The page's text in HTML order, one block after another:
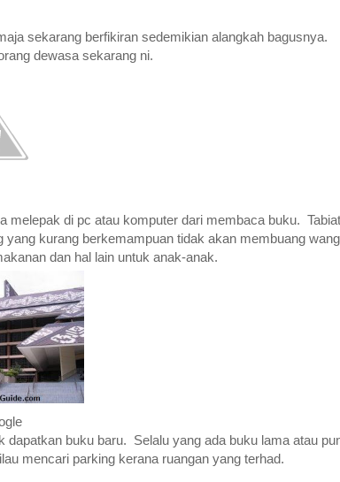
sekarang berfikiran sedemikian alangkah bagusnya.
dewasa sekarang ni.
melepak di pc atau komputer dari membaca buku.
kurang berkemampuan tidak akan membuang wang
dan hal lain untuk anak-anak.
buku baru. Selalu yang ada buku lama atau
mencari parking kerana ruangan yang terhad.